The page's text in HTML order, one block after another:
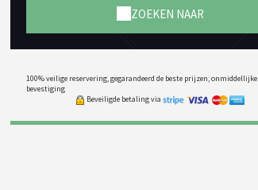
ZOEKEN NAAR
100% veilige reservering, gegarandeerd de beste prijzen, onmiddellijke
bevestiging
Beveiligde betaling via